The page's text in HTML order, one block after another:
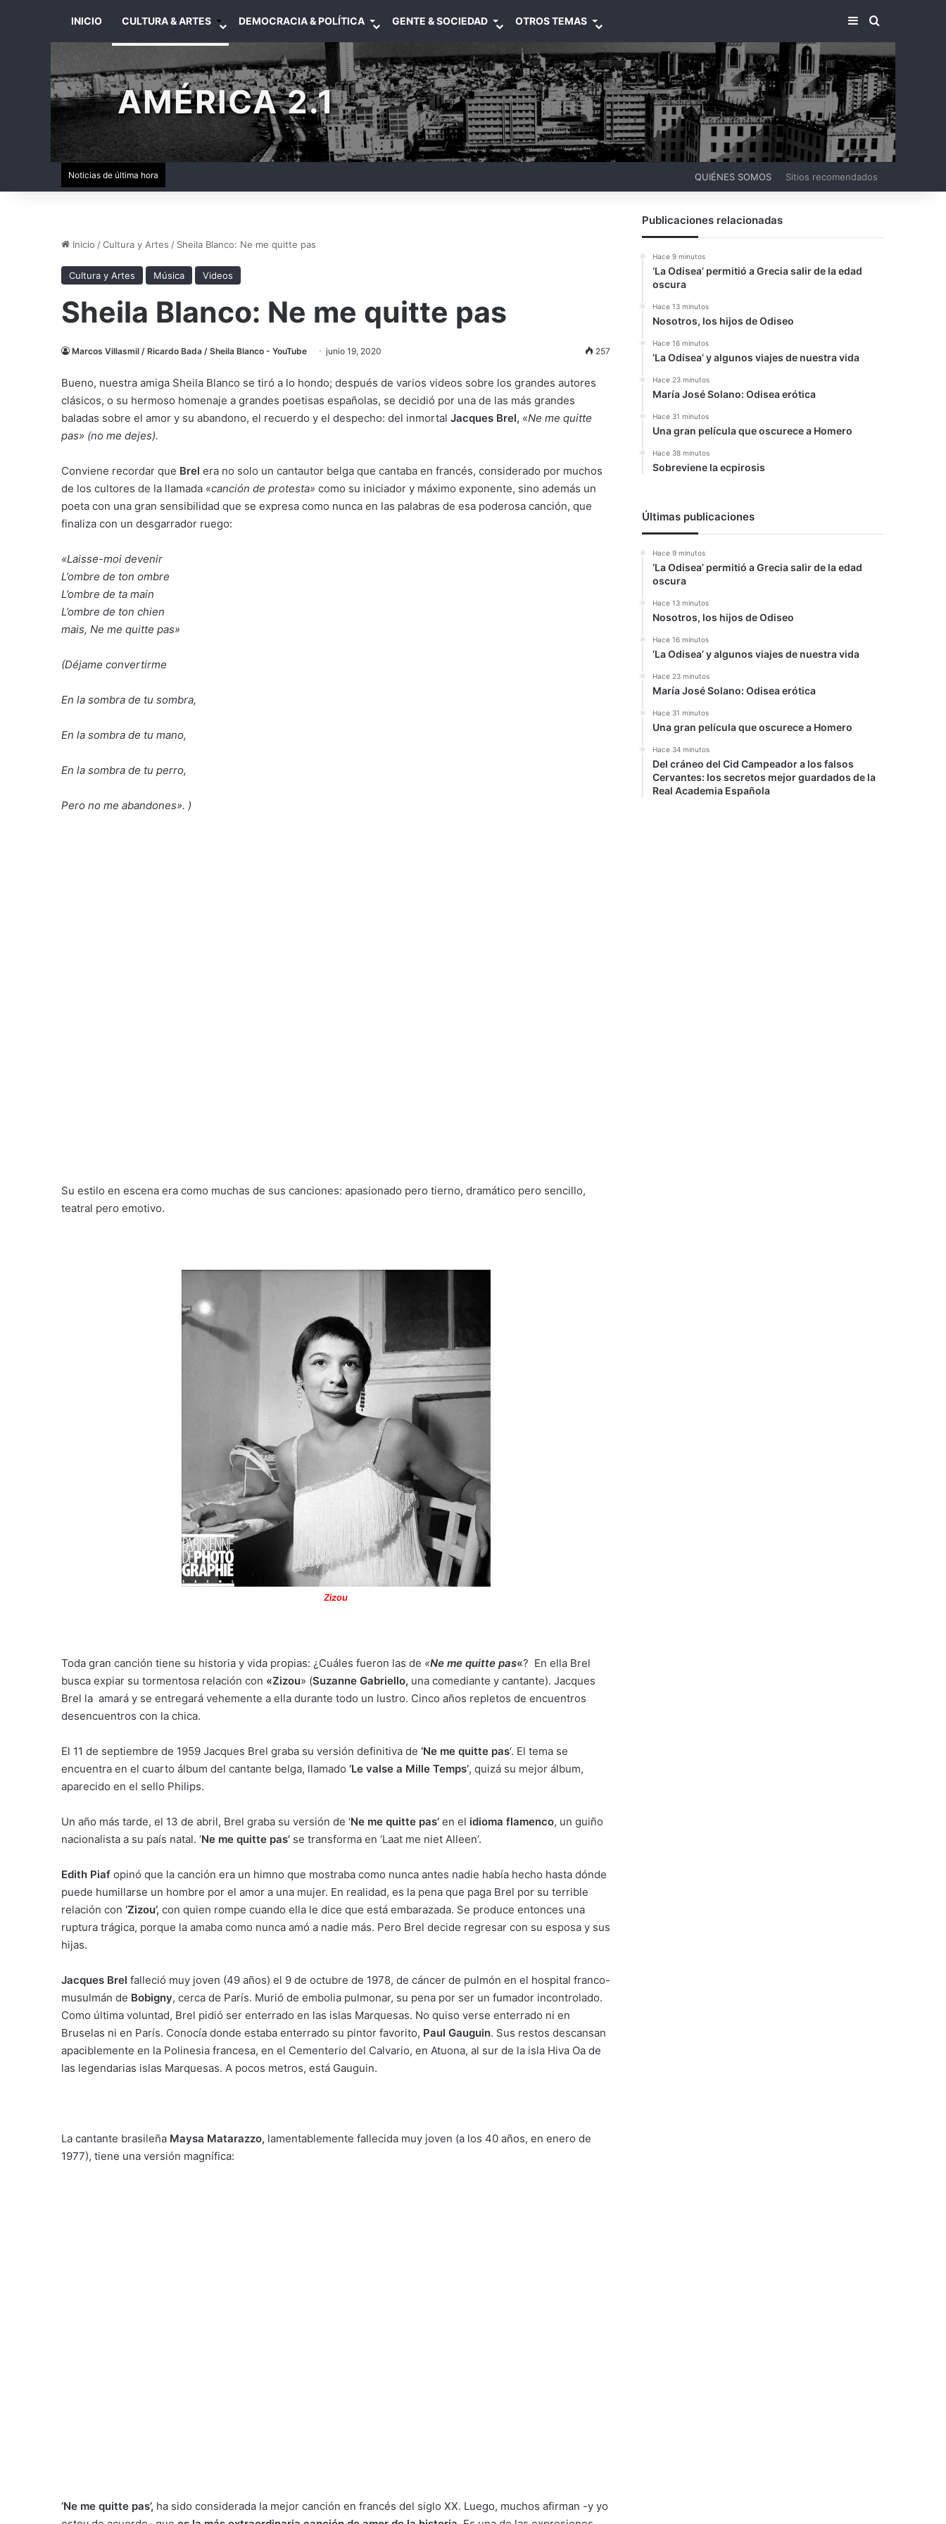
INICIO CULTURA & ARTES DEMOCRACIA & POLÍTICA GENTE & SOCIEDAD OTROS TEMAS BARRA LATERAL
BUSCAR
AMÉRICA 2.1
Noticias de última hora QUIÉNES SOMOS Sitios recomendados
Inicio /Cultura y Artes / Sheila Blanco: Ne me quitte pas
Cultura y Artes Música Videos
Sheila Blanco: Ne me quitte pas
Marcos Villasmil / Ricardo Bada / Sheila Blanco - YouTube junio 19, 2020 257
Bueno, nuestra amiga Sheila Blanco se tiró a lo hondo; después de varios videos sobre los grandes autores
clásicos, o su hermoso homenaje a grandes poetisas españolas, se decidió por una de las más grandes
baladas sobre el amor y su abandono, el recuerdo y el despecho: del inmortal Jacques Brel, «Ne me quitte
pas» (no me dejes).
Conviene recordar que Brel era no solo un cantautor belga que cantaba en francés, considerado por muchos
de los cultores de la llamada «canción de protesta» como su iniciador y máximo exponente, sino además un
poeta con una gran sensibilidad que se expresa como nunca en las palabras de esa poderosa canción, que
finaliza con un desgarrador ruego:
«Laisse-moi devenir
L’ombre de ton ombre
L’ombre de ta main
L’ombre de ton chien
mais, Ne me quitte pas»
(Déjame convertirme
En la sombra de tu sombra,
En la sombra de tu mano,
En la sombra de tu perro,
Pero no me abandones». )
Su estilo en escena era como muchas de sus canciones: apasionado pero tierno, dramático pero sencillo,
teatral pero emotivo.
Zizou
Toda gran canción tiene su historia y vida propias: ¿Cuáles fueron las de «Ne me quitte pas«? En ella Brel
busca expiar su tormentosa relación con «Zizou» (Suzanne Gabriello, una comediante y cantante). Jacques
Brel la amará y se entregará vehemente a ella durante todo un lustro. Cinco años repletos de encuentros
desencuentros con la chica.
El 11 de septiembre de 1959 Jacques Brel graba su versión definitiva de ‘Ne me quitte pas‘. El tema se
encuentra en el cuarto álbum del cantante belga, llamado ‘Le valse a Mille Temps’, quizá su mejor álbum,
aparecido en el sello Philips.
Un año más tarde, el 13 de abril, Brel graba su versión de ‘Ne me quitte pas’ en el idioma flamenco, un guiño
nacionalista a su país natal. ‘Ne me quitte pas’ se transforma en ‘Laat me niet Alleen’.
Edith Piaf opinó que la canción era un himno que mostraba como nunca antes nadie había hecho hasta dónde
puede humillarse un hombre por el amor a una mujer. En realidad, es la pena que paga Brel por su terrible
relación con ‘Zizou’, con quien rompe cuando ella le dice que está embarazada. Se produce entonces una
ruptura trágica, porque la amaba como nunca amó a nadie más. Pero Brel decide regresar con su esposa y sus
hijas.
Jacques Brel falleció muy joven (49 años) el 9 de octubre de 1978, de cáncer de pulmón en el hospital franco-
musulmán de Bobigny, cerca de París. Murió de embolia pulmonar, su pena por ser un fumador incontrolado.
Como última voluntad, Brel pidió ser enterrado en las islas Marquesas. No quiso verse enterrado ni en
Bruselas ni en París. Conocía donde estaba enterrado su pintor favorito, Paul Gauguin. Sus restos descansan
apaciblemente en la Polinesia francesa, en el Cementerio del Calvario, en Atuona, al sur de la isla Hiva Oa de
las legendarias islas Marquesas. A pocos metros, está Gauguin.
La cantante brasileña Maysa Matarazzo, lamentablemente fallecida muy joven (a los 40 años, en enero de
1977), tiene una versión magnífica:
‘Ne me quitte pas’, ha sido considerada la mejor canción en francés del siglo XX. Luego, muchos afirman -y yo
Publicaciones relacionadas
Hace 9 minutos
‘La Odisea’ permitió a Grecia salir de la edad
oscura
Hace 13 minutos
Nosotros, los hijos de Odiseo
Hace 16 minutos
‘La Odisea’ y algunos viajes de nuestra vida
Hace 23 minutos
María José Solano: Odisea erótica
Hace 31 minutos
Una gran película que oscurece a Homero
Hace 38 minutos
Sobreviene la ecpirosis
Últimas publicaciones
Hace 9 minutos
‘La Odisea’ permitió a Grecia salir de la edad
oscura
Hace 13 minutos
Nosotros, los hijos de Odiseo
Hace 16 minutos
‘La Odisea’ y algunos viajes de nuestra vida
Hace 23 minutos
María José Solano: Odisea erótica
Hace 31 minutos
Una gran película que oscurece a Homero
Hace 34 minutos
Del cráneo del Cid Campeador a los falsos
Cervantes: los secretos mejor guardados de la
Real Academia Española